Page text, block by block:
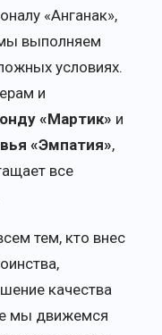
«Анганак»,
выполняем
условиях.
и
«Мартик» и
«Эмпатия»,
все
тем, кто внес
качества
мы движемся